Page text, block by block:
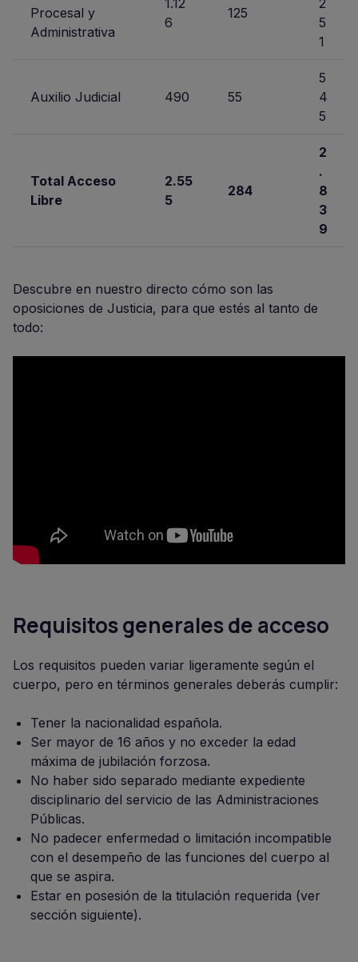
Procesal y
Administrativa
1.12
6
125
2
5
1
Auxilio Judicial 490 55
5
4
5
Total Acceso
Libre
2.55
5
284
2
.
8
3
9
Descubre en nuestro directo cómo son las
oposiciones de Justicia, para que estés al tanto de
todo:
Requisitos generales de acceso
Los requisitos pueden variar ligeramente según el
cuerpo, pero en términos generales deberás cumplir:
Tener la nacionalidad española.
Ser mayor de 16 años y no exceder la edad
máxima de jubilación forzosa.
No haber sido separado mediante expediente
disciplinario del servicio de las Administraciones
Públicas.
No padecer enfermedad o limitación incompatible
con el desempeño de las funciones del cuerpo al
que se aspira.
Estar en posesión de la titulación requerida (ver
sección siguiente).